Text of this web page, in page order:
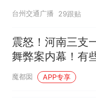
外卖骑手发生肢
目击者：奶茶订
外卖骑手不满等
长
台州交通广播 29跟贴
震怒！河南三支
舞弊案内幕！有
子已经烂了
魔都囡 APP专享